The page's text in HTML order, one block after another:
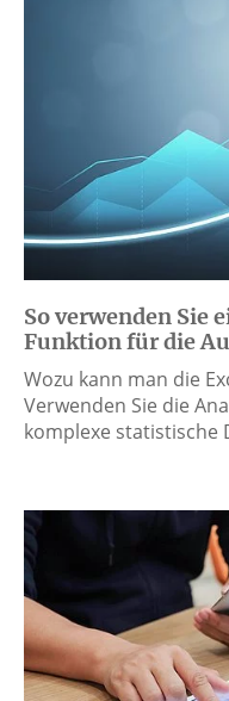
So verwenden Sie
Funktion für die
Wozu kann man die
Verwenden Sie die
komplexe statistische